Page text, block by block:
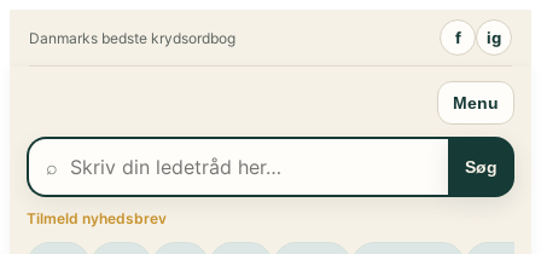
Danmarks bedste krydsordbog f ig
Menu
⌕ Søg
Tilmeld nyhedsbrev